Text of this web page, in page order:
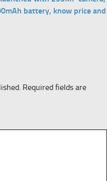
battery, know price and
Required fields are